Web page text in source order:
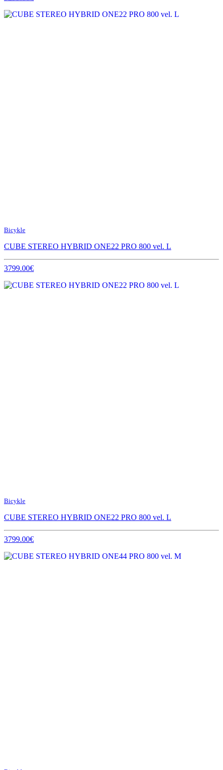
Bicykle
CUBE STEREO HYBRID ONE22 PRO 800 vel. L
3799.00€
Bicykle
CUBE STEREO HYBRID ONE22 PRO 800 vel. L
3799.00€